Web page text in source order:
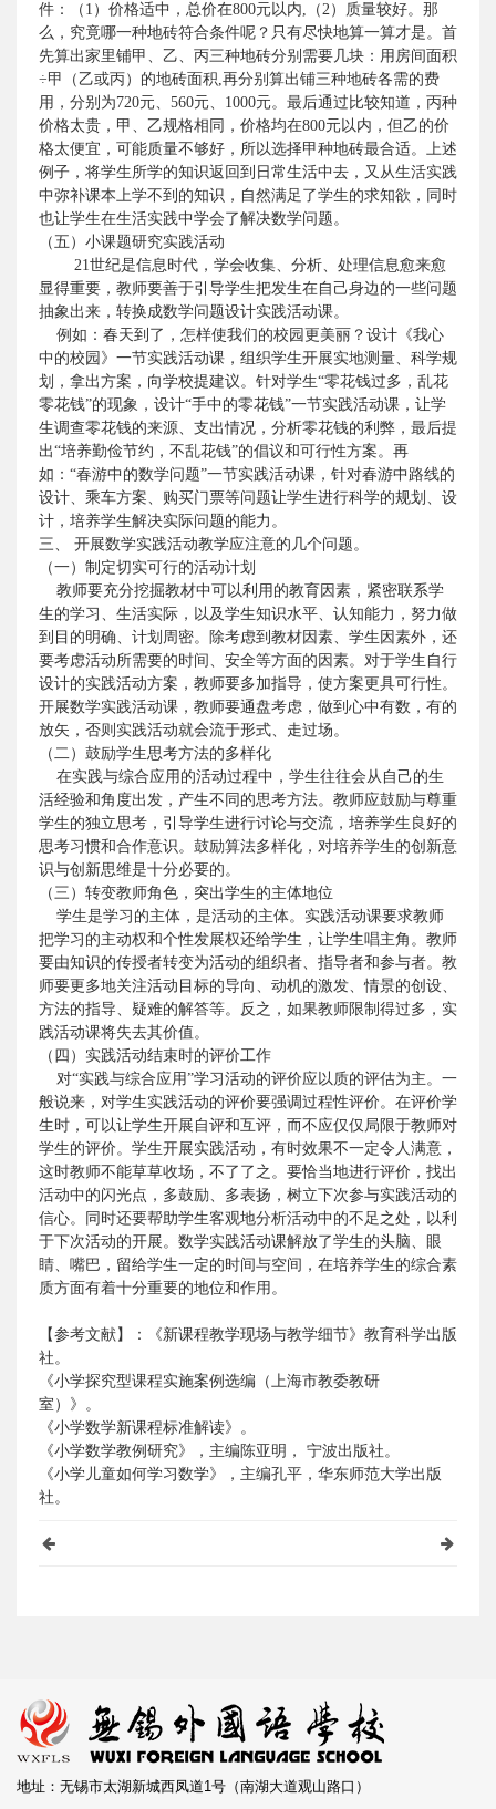
件：（ 1 ）价格适中，总价在800元以内, （2）质量较好。那
么，究竟哪一种地砖符合条件呢？只有尽快地算一算才是。首
先算出家里铺甲、乙、丙三种地砖分别需要几块：用房间面积
÷甲（乙或丙）的地砖面积,再分别算出铺三种地砖各需的费
用，分别为720元、 560元、 1000元。最后通过比较知道，丙种
价格太贵，甲、乙规格相同，价格均在800元以内，但乙的价
格太便宜，可能质量不够好，所以选择甲种地砖最合适。上述
例子，将学生所学的知识返回到日常生活中去，又从生活实践
中弥补课本上学不到的知识，自然满足了学生的求知欲，同时
也让学生在生活实践中学会了解决数学问题。
（五）小课题研究实践活动
21世纪是信息时代，学会收集、分析、处理信息愈来愈
显得重要，教师要善于引导学生把发生在自己身边的一些问题
抽象出来，转换成数学问题设计实践活动课。
例如：春天到了，怎样使我们的校园更美丽？设计《我心
中的校园》一节实践活动课，组织学生开展实地测量、科学规
划，拿出方案，向学校提建议。针对学生“零花钱过多，乱花
零花钱”的现象，设计“手中的零花钱”一节实践活动课，让学
生调查零花钱的来源、支出情况，分析零花钱的利弊，最后提
出“培养勤俭节约，不乱花钱”的倡议和可行性方案。再
如：“春游中的数学问题”一节实践活动课，针对春游中路线的
设计、乘车方案、购买门票等问题让学生进行科学的规划、设
计，培养学生解决实际问题的能力。
三、
开展数学实践活动教学应注意的几个问题。
（一）制定切实可行的活动计划
教师要充分挖掘教材中可以利用的教育因素，紧密联系学
生的学习、生活实际，以及学生知识水平、认知能力，努力做
到目的明确、计划周密。除考虑到教材因素、学生因素外，还
要考虑活动所需要的时间、安全等方面的因素。对于学生自行
设计的实践活动方案，教师要多加指导，使方案更具可行性。
开展数学实践活动课，教师要通盘考虑，做到心中有数，有的
放矢，否则实践活动就会流于形式、走过场。
（二）鼓励学生思考方法的多样化
在实践与综合应用的活动过程中，学生往往会从自己的生
活经验和角度出发，产生不同的思考方法。教师应鼓励与尊重
学生的独立思考，引导学生进行讨论与交流，培养学生良好的
思考习惯和合作意识。鼓励算法多样化，对培养学生的创新意
识与创新思维是十分必要的。
（三）转变教师角色，突出学生的主体地位
学生是学习的主体，是活动的主体。实践活动课要求教师
把学习的主动权和个性发展权还给学生，让学生唱主角。教师
要由知识的传授者转变为活动的组织者、指导者和参与者。教
师要更多地关注活动目标的导向、动机的激发、情景的创设、
方法的指导、疑难的解答等。反之，如果教师限制得过多，实
践活动课将失去其价值。
（四）实践活动结束时的评价工作
对“实践与综合应用”学习活动的评价应以质的评估为主。一
般说来，对学生实践活动的评价要强调过程性评价。在评价学
生时，可以让学生开展自评和互评，而不应仅仅局限于教师对
学生的评价。学生开展实践活动，有时效果不一定令人满意，
这时教师不能草草收场，不了了之。要恰当地进行评价，找出
活动中的闪光点，多鼓励、多表扬，树立下次参与实践活动的
信心。同时还要帮助学生客观地分析活动中的不足之处，以利
于下次活动的开展。数学实践活动课解放了学生的头脑、眼
睛、嘴巴，留给学生一定的时间与空间，在培养学生的综合素
质方面有着十分重要的地位和作用。
【参考文献】：《新课程教学现场与教学细节》教育科学出版
社。
《小学探究型课程实施案例选编（上海市教委教研
室）》。
《小学数学新课程标准解读》。
《小学数学教例研究》，主编陈亚明，
宁波出版社。
《小学儿童如何学习数学》，主编孔平，华东师范大学出版
社。
地址：无锡市太湖新城西凤道1号（南湖大道观山路口）